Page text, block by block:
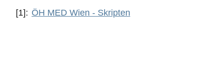
[1]: ÖH MED Wien - Skripten